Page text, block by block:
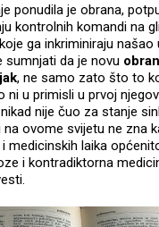
ponudila je obrana,
kontrolnih komandi na
ga inkriminiraju našao
sumnjati da je novu
, ne samo zato što to
ni u primisli u prvoj
nije čuo za stanje
ovome svijetu ne zna
medicinskih laika
i kontradiktorna